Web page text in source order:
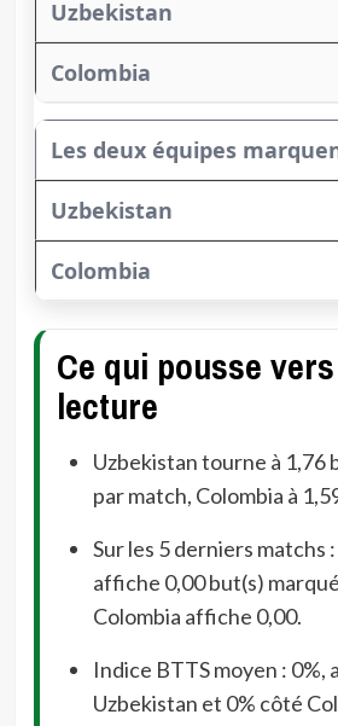
Les deux équipes
Ce qui pousse
lecture
Uzbekistan tourne à 1,76
par match, Colombia à
Sur les 5 derniers matchs
affiche 0,00 but(s)
Colombia affiche 0,00.
Indice BTTS moyen : 0%,
Uzbekistan et 0% côté